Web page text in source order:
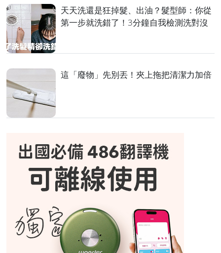
天天洗還是狂掉髮、出油？髮型師：你從
第一步就洗錯了！3分鐘自我檢測洗對沒
這「廢物」先別丟！夾上拖把清潔力加倍